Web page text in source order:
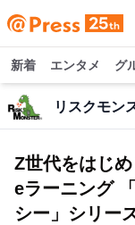
新着 エンタメ グ
リスクモン
Z世代をはじ
eラーニング
シー」シリー